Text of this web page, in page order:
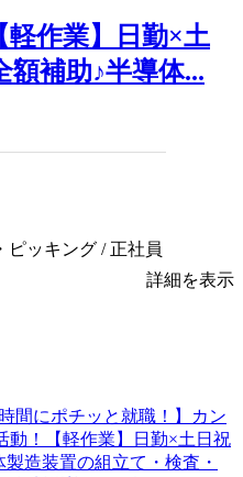
軽作業】日勤×土
額補助♪半導体...
ピッキング / 正社員
詳細を表示